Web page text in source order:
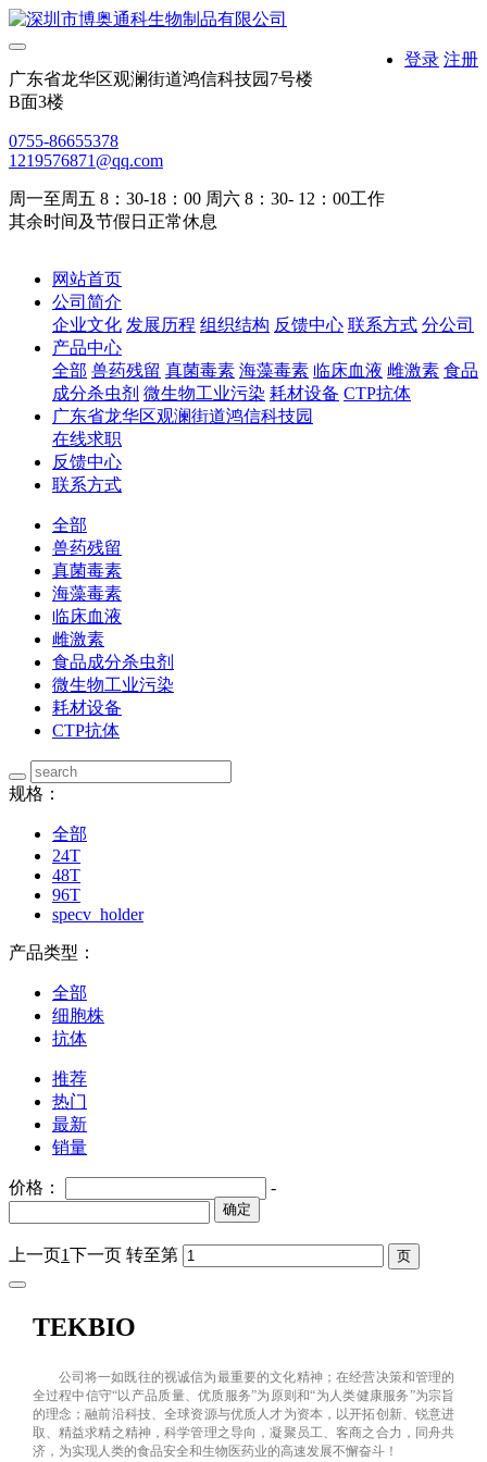
登录 注册
广东省龙华区观澜街道鸿信科技园7号楼
B面3楼
0755-86655378
1219576871@qq.com
周一至周五 8：30-18：00 周六 8：30- 12：00工作
其余时间及节假日正常休息
网站首页
公司简介
企业文化 发展历程 组织结构 反馈中心 联系方式 分公司
产品中心
全部 兽药残留 真菌毒素 海藻毒素 临床血液 雌激素 食品
成分杀虫剂 微生物工业污染 耗材设备 CTP抗体
广东省龙华区观澜街道鸿信科技园
在线求职
反馈中心
联系方式
全部
兽药残留
真菌毒素
海藻毒素
临床血液
雌激素
食品成分杀虫剂
微生物工业污染
耗材设备
CTP抗体
规格：
全部
24T
48T
96T
specv_holder
产品类型：
全部
细胞株
抗体
推荐
热门
最新
销量
价格： -
确定
上一页1下一页 转至第
TEKBIO
公司将一如既往的视诚信为最重要的文化精神；在经营决策和管理的
全过程中信守“以产品质量、优质服务”为原则和“为人类健康服务”为宗旨
的理念；融前沿科技、全球资源与优质人才为资本，以开拓创新、锐意进
取、精益求精之精神，科学管理之导向，凝聚员工、客商之合力，同舟共
济，为实现人类的食品安全和生物医药业的高速发展不懈奋斗！